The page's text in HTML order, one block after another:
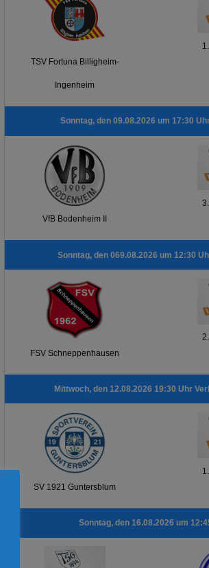
TSV Fortuna Billigheim-
Ingenheim
Sonntag, den 09.08.2026 um 17:30
VfB Bodenheim II
Sonntag, den 069.08.2026 um 12:30
FSV Schneppenhausen
Mittwoch, den 12.08.2026 19:30 Uhr
SV 1921 Guntersblum
Sonntag, den 16.08.2026 um